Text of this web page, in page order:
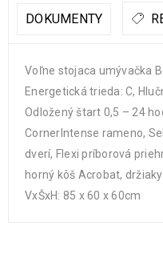
DOKUMENTY
Voľne stojaca umývačka
Energetická trieda: C,
Odložený štart 0,5 – 24
CornerIntense rameno,
dverí, Flexi príborová
horný kôš Acrobat,
VxŠxH: 85 x 60 x 60cm